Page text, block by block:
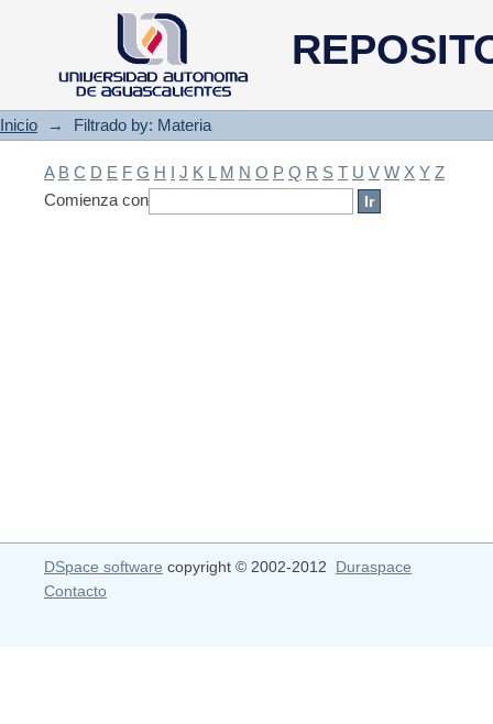
Filtrado by: Materia
Inicio → Filtrado by: Materia
A B C D E F G H I J K L M N O P Q R S T U V W X Y Z
Comienza con
DSpace software copyright © 2002-2012 Duraspace
Contacto